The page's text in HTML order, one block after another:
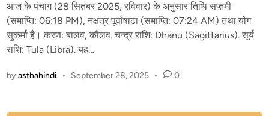
d
i
n
आज के पंचांग (28 सितंबर 2025, रविवार) के अनुसार तिथि सप्तमी
(समाप्ति: 06:18 PM), नक्षत्र पूर्वाषाढ़ा (समाप्ति: 07:24 AM) तथा योग
सुकर्मा है। करण: बालव, कौलव. चन्द्र राशि: Dhanu (Sagittarius). सूर्य
राशि: Tula (Libra). यह…
byasthahindi • September 28, 2025 • 0